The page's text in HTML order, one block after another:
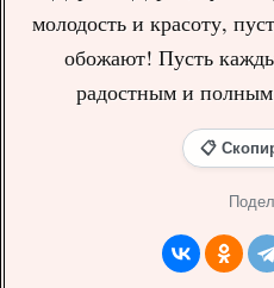
молодость и красоту,
обожают! Пусть
радостным и
📋